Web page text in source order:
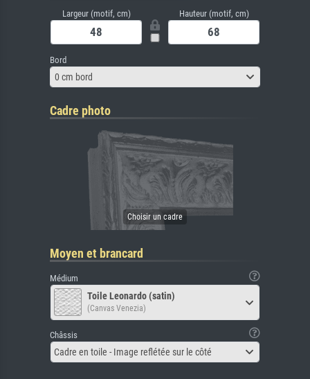
Largeur (motif, cm) Hauteur (motif, cm)
Bord
0 cm bord
Cadre photo
Moyen et brancard
Médium
Toile Leonardo (satin)
(Canvas Venezia)
Châssis
Cadre en toile - Image reflétée sur le côté